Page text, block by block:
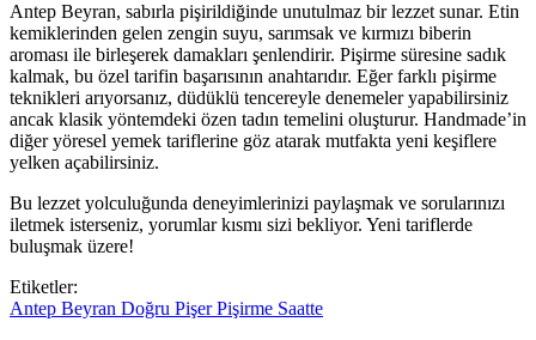
Antep Beyran, sabırla pişirildiğinde unutulmaz bir lezzet sunar. Etin
kemiklerinden gelen zengin suyu, sarımsak ve kırmızı biberin
aroması ile birleşerek damakları şenlendirir. Pişirme süresine sadık
kalmak, bu özel tarifin başarısının anahtarıdır. Eğer farklı pişirme
teknikleri arıyorsanız, düdüklü tencereyle denemeler yapabilirsiniz
ancak klasik yöntemdeki özen tadın temelini oluşturur. Handmade’in
diğer yöresel yemek tariflerine göz atarak mutfakta yeni keşiflere
yelken açabilirsiniz.
Bu lezzet yolculuğunda deneyimlerinizi paylaşmak ve sorularınızı
iletmek isterseniz, yorumlar kısmı sizi bekliyor. Yeni tariflerde
buluşmak üzere!
Etiketler:
Antep Beyran Doğru PişerPişirme Saatte